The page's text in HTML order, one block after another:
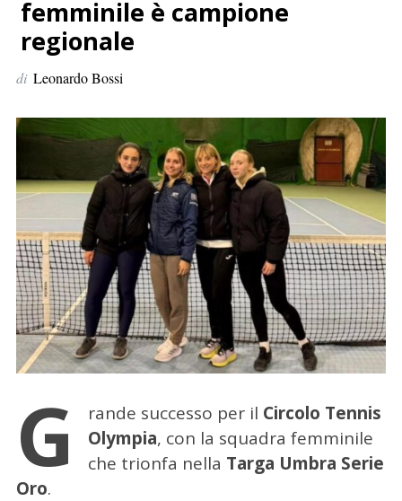
e
r
femminile è campione
regionale
di Leonardo Bossi
G rande successo per il Circolo Tennis
Olympia, con la squadra femminile
che trionfa nella Targa Umbra Serie
Oro.